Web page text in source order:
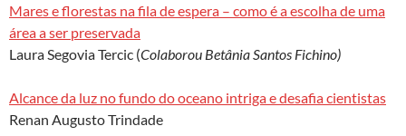
Mares e florestas na fila de espera – como é a escolha de uma
área a ser preservada
Laura Segovia Tercic (Colaborou Betânia Santos Fichino)
Alcance da luz no fundo do oceano intriga e desafia cientistas
Renan Augusto Trindade